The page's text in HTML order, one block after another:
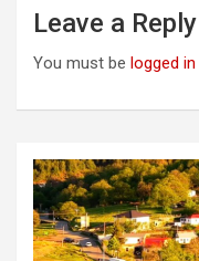
Leave a Reply
You must be logged in